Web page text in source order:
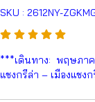
SKU : 2612NY-
***เดินทาง: พฤษภาค
แชงกรีล่า – เมืองแชง